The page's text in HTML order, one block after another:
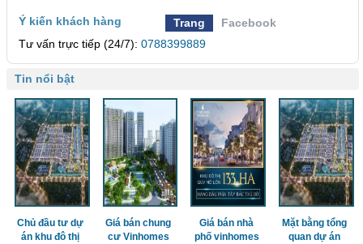
Ý kiến khách hàng Trang
Facebook
Tư vấn trực tiếp (24/7): 0788399889
Tin nổi bật
Chủ đầu tư dự
án khu đô thị
Giá bán chung
cư Vinhomes
Giá bán nhà
phố vinhomes
Mặt bằng tổng
quan dự án